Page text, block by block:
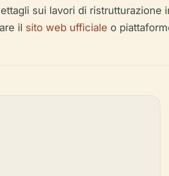
sui lavori di
il sito web ufficiale o